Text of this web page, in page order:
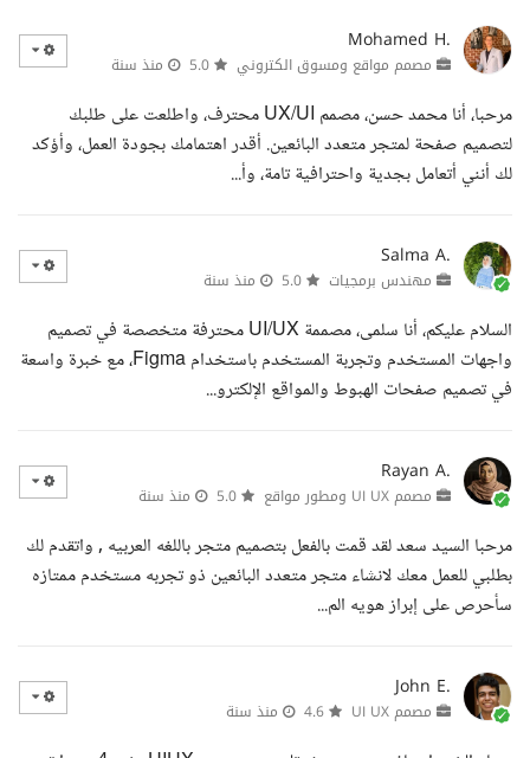
Mohamed H.
مصمم مواقع ومسوق الكتروني منذ سنة
مرحبا، أنا محمد حسن، مصمم UX/UI محترف، واطلعت على طلبك
لتصميم صفحة لمتجر متعدد البائعين. أقدر اهتمامك بجودة العمل، وأؤكد
لك أنني أتعامل بجدية واحترافية تامة، وأ...
Salma A.
مهندس برمجيات منذ سنة
السلام عليكم، أنا سلمى، مصممة UI/UX محترفة متخصصة في تصميم
واجهات المستخدم وتجربة المستخدم باستخدام Figma، مع خبرة واسعة
في تصميم صفحات الهبوط والمواقع الإلكترو...
Rayan A.
مصمم UI UX ومطور مواقع منذ سنة
مرحبا السيد سعد لقد قمت بالفعل بتصميم متجر باللغه العربيه , واتقدم لك
بطلبي للعمل معك لانشاء متجر متعدد البائعين ذو تجربه مستخدم ممتازه
سأحرص على إبراز هويه الم...
John E.
مصمم UI UX منذ سنة